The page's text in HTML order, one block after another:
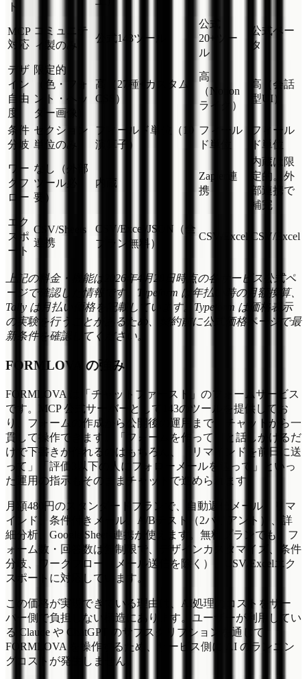
ト
MCP
対応
コミュニテ
ィ製のみ
公式143ツール
公式
20+ツー
ル
公式ベー
タ
デザ
イン
自由
度
限定的
（色・フォ
ント・ヘッ
ダー画像）
高（27種+カスタム
CSS）
高
（Notion
ライク）
高（会話
型UI）
条件
分岐
セクション
単位のみ
フィールド単位（10
演算子）
フィール
ド単位
フィール
ド単位
ワー
クフ
ロー
なし（外部
ツール必
要）
内蔵
Zapier連
携
内蔵は限
定的。外
部連携で
補完
エク
スポ
ート
CSV/Sheets
連携
CSV/Excel/JSON（全
プラン無料）
CSV/Excel CSV/Excel
上記の料金・機能は2026年4月28日時点の各サービス公式ペ
ージで確認した情報です。Typeform は年払い時の月額換算、
Tally は月払い価格を記載しています。Typeform は価格表示
の実験を行うことがあるため、契約前に公式価格ページで最
新条件を確認してください。
FORMLOVA の強み
FORMLOVA は「チャットファースト」のフォームサービス
です。MCP 公式サーバーとして143のツールを提供してお
り、フォームの作成から公開後の運用まで、チャットから一
貫して操作できます。「フォームを作って」と話しかけるだ
けで下書きが作れるのはもちろん、「リマインドを前日に送
って」「評価3以下の人にフォローメールを送って」といっ
た運用の指示もそのままチャットで進められます。
月額480円のスタンダードプランで、自動返信メール、リマ
インド、条件付きメール、A/Bテスト（2バリアント）、詳
細分析、Google Sheets連携が使えます。無料プランでも、フ
ォーム数・回答数は無制限で、デザインカスタマイズ、条件
分岐、ワークフロー（メール送信を除く）、CSV/Excelエク
スポートに対応しています。
この価格が実現できている理由は、AI処理のコストをサー
バー側で負担しない構造にあります。ユーザーが利用してい
る Claude や ChatGPT のサブスクリプションを通じて
FORMLOVA を操作するため、サービス側に AI のランニン
グコストが発生しません。